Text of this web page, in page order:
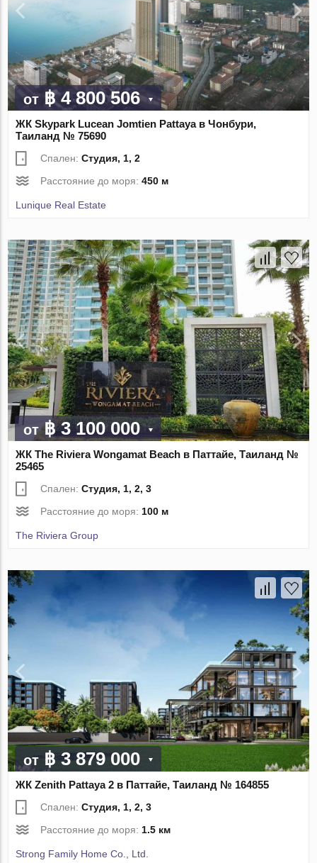
от฿ 4 800 506
ЖК Skypark Lucean Jomtien Pattaya в Чонбури,
Таиланд № 75690
Спален:Студия, 1, 2
Расстояние до моря:450 м
Lunique Real Estate
от฿ 3 100 000
ЖК The Riviera Wongamat Beach в Паттайе, Таиланд №
25465
Спален:Студия, 1, 2, 3
Расстояние до моря: 100 м
The Riviera Group
от ฿ 3 879 000
ЖК Zenith Pattaya 2 в Паттайе, Таиланд № 164855
Спален:Студия, 1, 2, 3
Расстояние до моря: 1.5 км
Strong Family Home Co., Ltd.